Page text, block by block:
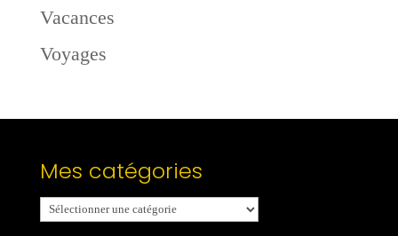
Vacances
Voyages
Mes catégories
Mes
catégories